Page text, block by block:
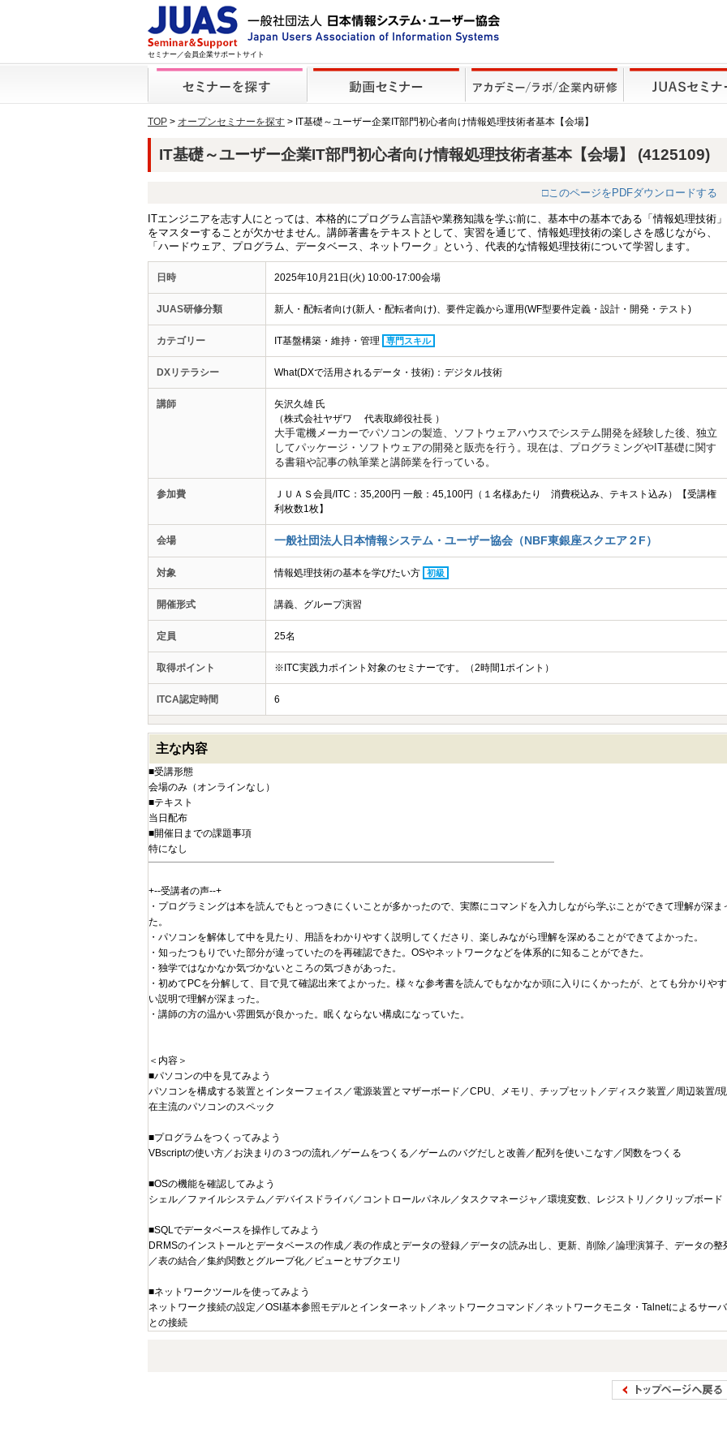
セミナー／会員企業サポートサイト
TOP > オープンセミナーを探す > IT基礎～ユーザー企業IT部門初心者向け情報処理技術者基本【会場】
IT基礎～ユーザー企業IT部門初心者向け情報処理技術者基本【会場】 (4125109)
□このページをPDFダウンロードする
ITエンジニアを志す人にとっては、本格的にプログラム言語や業務知識を学ぶ前に、基本中の基本である「情報処理技術」
をマスターすることが欠かせません。講師著書をテキストとして、実習を通じて、情報処理技術の楽しさを感じながら、
「ハードウェア、プログラム、データベース、ネットワーク」という、代表的な情報処理技術について学習します。
日時 2025年10月21日(火) 10:00-17:00会場
JUAS研修分類 新人・配転者向け(新人・配転者向け)、要件定義から運用(WF型要件定義・設計・開発・テスト)
カテゴリー IT基盤構築・維持・管理 専門スキル
DXリテラシー What(DXで活用されるデータ・技術)：デジタル技術
講師
矢沢久雄 氏
（株式会社ヤザワ 代表取締役社長 ）
大手電機メーカーでパソコンの製造、 ソフトウェアハウスでシステム開発を経験した後、独立
してパッケージ ・ソフトウェアの開発と販売を行う。 現在は、プログラミングやIT基礎に関す
る書籍や記事の執筆業と講師業を行っている。
参加費
ＪＵＡＳ会員/ITC：35,200円 一般：45,100円（１名様あたり 消費税込み、テキスト込み）【受講権
利枚数1枚】
会場 一般社団法人日本情報システム・ユーザー協会（NBF東銀座スクエア２F）
対象 情報処理技術の基本を学びたい方 初級
開催形式 講義、グループ演習
定員 25名
取得ポイント ※ITC実践力ポイント対象のセミナーです。（2時間1ポイント）
ITCA認定時間 6
主な内容
■受講形態
会場のみ（オンラインなし）
■テキスト
当日配布
■開催日までの課題事項
特になし
+--受講者の声--+
・プログラミングは本を読んでもとっつきにくいことが多かったので、実際にコマンドを入力しながら学ぶことができて理解が深ま
た。
・パソコンを解体して中を見たり、用語をわかりやすく説明してくださり、楽しみながら理解を深めることができてよかった。
・知ったつもりでいた部分が違っていたのを再確認できた。OSやネットワークなどを体系的に知ることができた。
・独学ではなかなか気づかないところの気づきがあった。
・初めてPCを分解して、目で見て確認出来てよかった。様々な参考書を読んでもなかなか頭に入りにくかったが、とても分かりやす
い説明で理解が深まった。
・講師の方の温かい雰囲気が良かった。眠くならない構成になっていた。
＜内容＞
■パソコンの中を見てみよう
パソコンを構成する装置とインターフェイス／電源装置とマザーボード／CPU、メモリ、チップセット／ディスク装置／周辺装置/現
在主流のパソコンのスペック
■プログラムをつくってみよう
VBscriptの使い方／お決まりの３つの流れ／ゲームをつくる／ゲームのバグだしと改善／配列を使いこなす／関数をつくる
■OSの機能を確認してみよう
シェル／ファイルシステム／デバイスドライバ／コントロールパネル／タスクマネージャ／環境変数、レジストリ／クリップボード
■SQLでデータベースを操作してみよう
DRMSのインストールとデータベースの作成／表の作成とデータの登録／データの読み出し、更新、削除／論理演算子、データの整
／表の結合／集約関数とグループ化／ビューとサブクエリ
■ネットワークツールを使ってみよう
ネットワーク接続の設定／OSI基本参照モデルとインターネット／ネットワークコマンド／ネットワークモニタ・Talnetによるサーバ
との接続